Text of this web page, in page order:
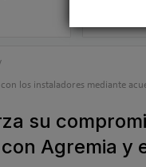
los instaladores mediante
su
Agremia y